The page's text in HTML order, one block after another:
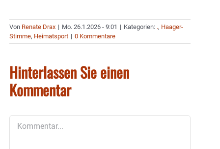
Von Renate Drax | Mo. 26.1.2026 - 9:01 | Kategorien: ., Haager-
Stimme, Heimatsport | 0 Kommentare
Hinterlassen Sie einen
Kommentar